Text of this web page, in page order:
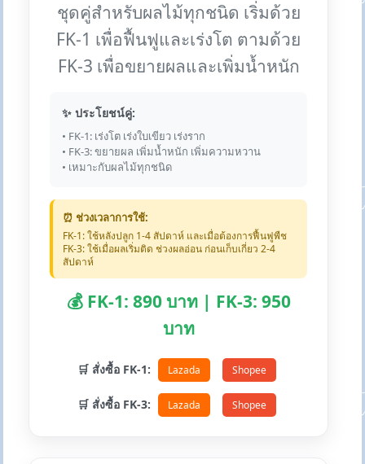
ชุดคู่สำหรับผลไม้ทุกชนิด เริ่มด้วย
FK-1 เพื่อฟื้นฟูและเร่งโต ตามด้วย
FK-3 เพื่อขยายผลและเพิ่มน้ำหนัก
✨ ประโยชน์คู่:
• FK-1: เร่งโต เร่งใบเขียว เร่งราก
• FK-3: ขยายผล เพิ่มน้ำหนัก เพิ่มความหวาน
• เหมาะกับผลไม้ทุกชนิด
⏰ ช่วงเวลาการใช้:
FK-1: ใช้หลังปลูก 1-4 สัปดาห์ และเมื่อต้องการฟื้นฟูพืช
FK-3: ใช้เมื่อผลเริ่มติด ช่วงผลอ่อน ก่อนเก็บเกี่ยว 2-4
สัปดาห์
💰 FK-1: 890 บาท | FK-3: 950
บาท
🛒 สั่งซื้อ FK-1: Lazada Shopee
🛒 สั่งซื้อ FK-3: Lazada Shopee